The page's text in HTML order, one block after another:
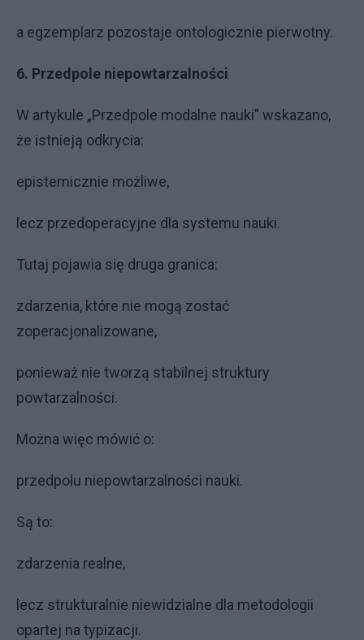
a egzemplarz pozostaje ontologicznie pierwotny.
6. Przedpole niepowtarzalności
W artykule „Przedpole modalne nauki” wskazano,
że istnieją odkrycia:
epistemicznie możliwe,
lecz przedoperacyjne dla systemu nauki.
Tutaj pojawia się druga granica:
zdarzenia, które nie mogą zostać
zoperacjonalizowane,
ponieważ nie tworzą stabilnej struktury
powtarzalności.
Można więc mówić o:
przedpolu niepowtarzalności nauki.
Są to:
zdarzenia realne,
lecz strukturalnie niewidzialne dla metodologii
opartej na typizacji.